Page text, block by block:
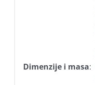
Dimenzije i masa: